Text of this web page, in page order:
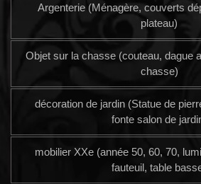
Argenterie (Ménagère, couverts
plateau)
Objet sur la chasse (couteau, dague
chasse)
décoration de jardin (Statue de
fonte salon de
mobilier XXe (année 50, 60, 70,
fauteuil, table